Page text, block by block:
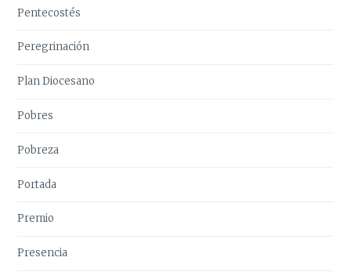
Pentecostés
Peregrinación
Plan Diocesano
Pobres
Pobreza
Portada
Premio
Presencia